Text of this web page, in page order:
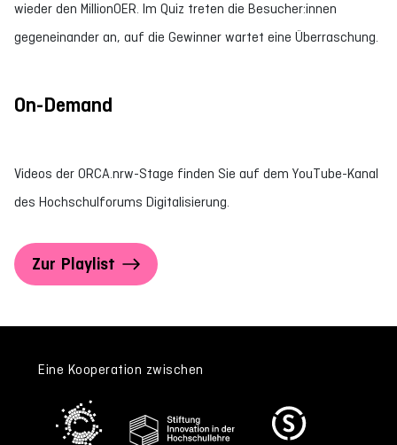
wieder den MillionOER. Im Quiz treten die Besucher:innen
gegeneinander an, auf die Gewinner wartet eine Überraschung.
On-Demand
Videos der ORCA.nrw-Stage finden Sie auf dem YouTube-Kanal
des Hochschulforums Digitalisierung.
Zur Playlist
Eine Kooperation zwischen